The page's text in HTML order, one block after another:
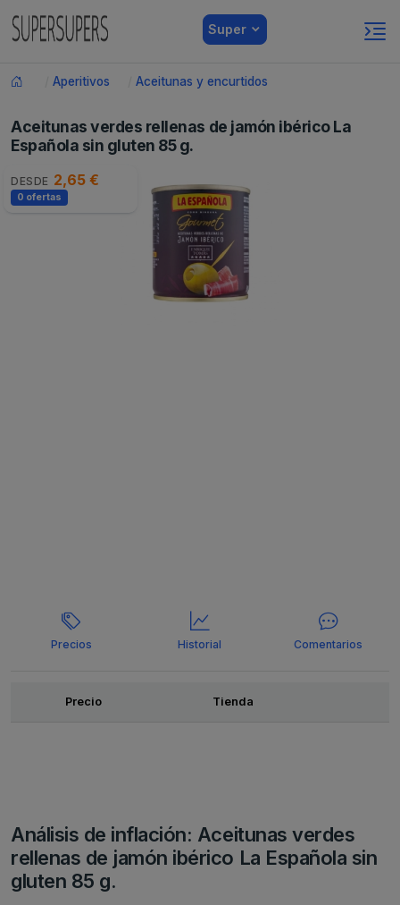
Super
Aperitivos Aceitunas y encurtidos
Aceitunas verdes rellenas de jamón ibérico La
Española sin gluten 85 g.
DESDE 2,65 €
0 ofertas
Precios Historial Comentarios
OfertasPrecio Tienda
Análisis de inflación: Aceitunas verdes
rellenas de jamón ibérico La Española sin
gluten 85 g.